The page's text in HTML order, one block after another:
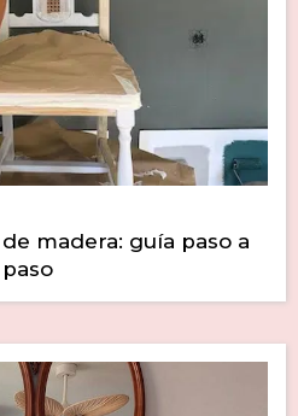
madera: guía paso a
paso